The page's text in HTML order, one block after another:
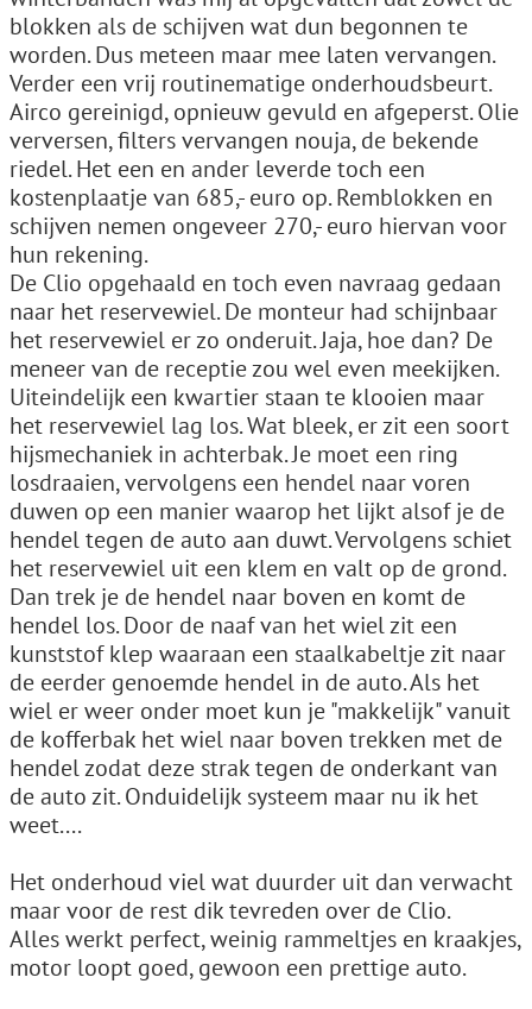
blokken als de schijven wat dun begonnen te
worden. Dus meteen maar mee laten vervangen.
Verder een vrij routinematige onderhoudsbeurt.
Airco gereinigd, opnieuw gevuld en afgeperst. Olie
verversen, filters vervangen nouja, de bekende
riedel. Het een en ander leverde toch een
kostenplaatje van 685,- euro op. Remblokken en
schijven nemen ongeveer 270,- euro hiervan voor
hun rekening.
De Clio opgehaald en toch even navraag gedaan
naar het reservewiel. De monteur had schijnbaar
het reservewiel er zo onderuit. Jaja, hoe dan? De
meneer van de receptie zou wel even meekijken.
Uiteindelijk een kwartier staan te klooien maar
het reservewiel lag los. Wat bleek, er zit een soort
hijsmechaniek in achterbak. Je moet een ring
losdraaien, vervolgens een hendel naar voren
duwen op een manier waarop het lijkt alsof je de
hendel tegen de auto aan duwt. Vervolgens schiet
het reservewiel uit een klem en valt op de grond.
Dan trek je de hendel naar boven en komt de
hendel los. Door de naaf van het wiel zit een
kunststof klep waaraan een staalkabeltje zit naar
de eerder genoemde hendel in de auto. Als het
wiel er weer onder moet kun je "makkelijk" vanuit
de kofferbak het wiel naar boven trekken met de
hendel zodat deze strak tegen de onderkant van
de auto zit. Onduidelijk systeem maar nu ik het
weet....
Het onderhoud viel wat duurder uit dan verwacht
maar voor de rest dik tevreden over de Clio.
Alles werkt perfect, weinig rammeltjes en kraakjes,
motor loopt goed, gewoon een prettige auto.